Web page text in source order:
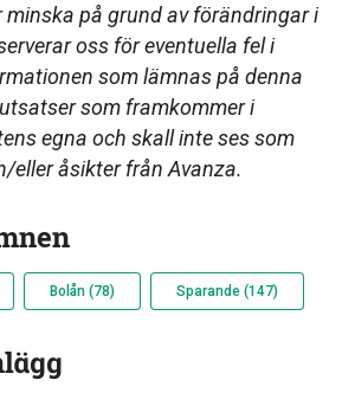
minska på grund av förändringar i
oss för eventuella fel i
som lämnas på denna
som framkommer i
egna och skall inte ses som
eller åsikter från Avanza.
Bolån (78) Sparande (147)